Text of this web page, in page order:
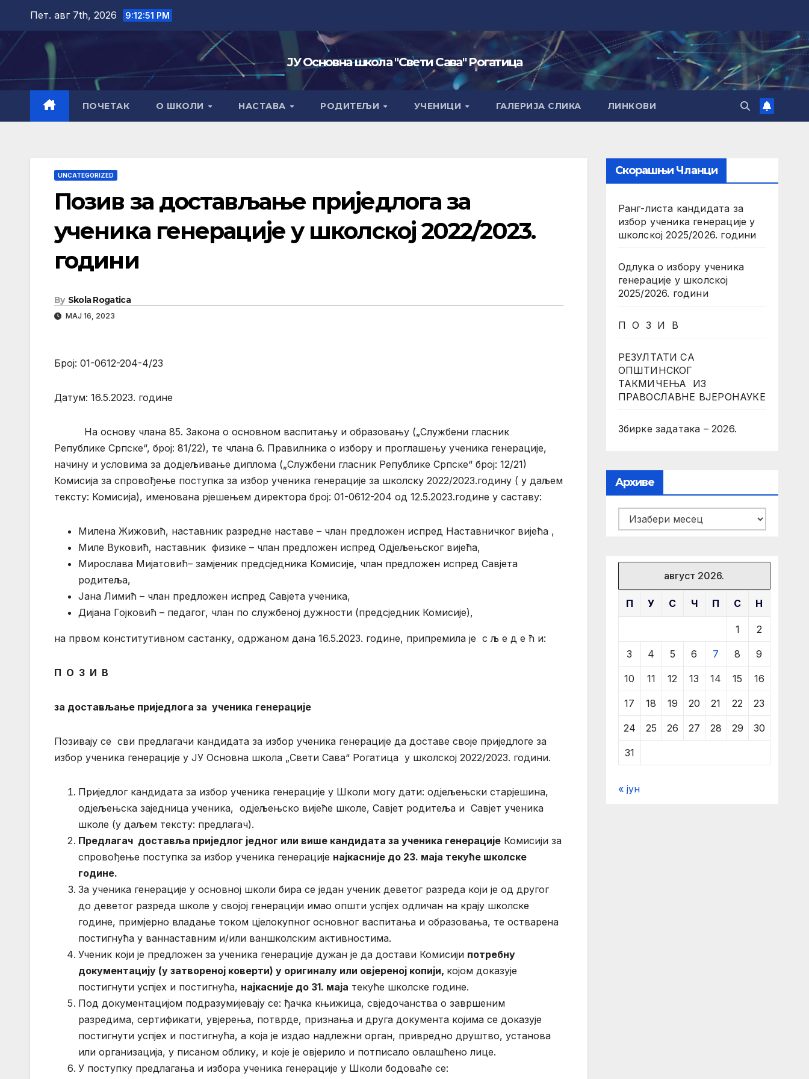
content
Пет. авг 7th, 2026 9:12:52 PM
ЈУ Основна школа "Свети Сава" Рогатица
ПОЧЕТАК О ШКОЛИ НАСТАВА РОДИТЕЉИ УЧЕНИЦИ ГАЛЕРИЈА СЛИКА ЛИНКОВИ
UNCATEGORIZED
Позив за достављање приједлога за
ученика генерације у школској 2022/2023.
години
By Skola Rogatica
МАЈ 16, 2023
Број: 01-0612-204-4/23
Датум: 16.5.2023. године
На основу члана 85. Закона о основном васпитању и образовању („Службени гласник
Републике Српске“, број: 81/22), те члана 6. Правилника о избору и проглашењу ученика генерације,
начину и условима за додјељивање диплома („Службени гласник Републике Српске“ број: 12/21)
Комисија за спровођење поступка за избор ученика генерације за школску 2022/2023.годину ( у даљем
тексту: Комисија), именована рјешењем директора број: 01-0612-204 од 12.5.2023.године у саставу:
Милена Жижовић, наставник разредне наставе – члан предложен испред Наставничког вијећа ,
Миле Вуковић, наставник физике – члан предложен испред Одјељењског вијећа,
Мирослава Мијатовић– замјеник предсједника Комисије, члан предложен испред Савјета
родитеља,
Јана Лимић – члан предложен испред Савјета ученика,
Дијана Гојковић – педагог, члан по службеној дужности (предсједник Комисије),
на првом конститутивном састанку, одржаном дана 16.5.2023. године, припремила је с љ е д е ћ и:
П О З И В
за достављање приједлога за ученика генерације
Позивају се сви предлагачи кандидата за избор ученика генерације да доставе своје приједлоге за
избор ученика генерације у ЈУ Основна школа „Свети Сава“ Рогатица у школској 2022/2023. години.
Приједлог кандидата за избор ученика генерације у Школи могу дати: одјељењски старјешина,
одјељењска заједница ученика, одјељењско вијеће школе, Савјет родитеља и Савјет ученика
школе (у даљем тексту: предлагач).
Предлагач доставља приједлог једног или више кандидата за ученика генерације Комисији за
спровођење поступка за избор ученика генерације најкасније до 23. маја текуће школске
године.
За ученика генерације у основној школи бира се један ученик деветог разреда који је од другог
до деветог разреда школе у својој генерацији имао општи успјех одличан на крају школске
године, примјерно владање током цјелокупног основног васпитања и образовања, те остварена
постигнућа у ваннаставним и/или ваншколским активностима.
Ученик који је предложен за ученика генерације дужан је да достави Комисији потребну
документацију (у затвореној коверти) у оригиналу или овјереној копији, којом доказује
постигнути успјех и постигнућа, најкасније до 31. маја текуће школске године.
Под документацијом подразумијевају се: ђачка књижица, свједочанства о завршеним
разредима, сертификати, увјерења, потврде, признања и друга документа којима се доказује
постигнути успјех и постигнућа, а која је издао надлежни орган, привредно друштво, установа
или организација, у писаном облику, и које је овјерило и потписало овлашћено лице.
У поступку предлагања и избора ученика генерације у Школи бодоваће се:
Скорашњи Чланци
Ранг-листа кандидата за
избор ученика генерације у
школској 2025/2026. години
Одлука о избору ученика
генерације у школској
2025/2026. години
П О З И В
РЕЗУЛТАТИ СА
ОПШТИНСКОГ
ТАКМИЧЕЊА ИЗ
ПРАВОСЛАВНЕ ВЈЕРОНАУКЕ
Збирке задатака – 2026.
Архиве
Архиве
август 2026.
П У С Ч П С Н
1 2
3 4 5 6 7 8 9
10 11 12 13 14 15 16
17 18 19 20 21 22 23
24 25 26 27 28 29 30
31
« јун